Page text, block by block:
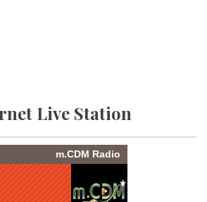
Live Station